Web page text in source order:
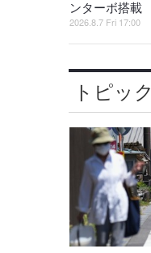
ンターボ搭載
2026.8.7 Fri 17:00
トピック